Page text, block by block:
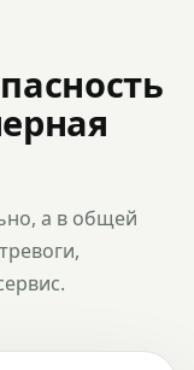
а в общей